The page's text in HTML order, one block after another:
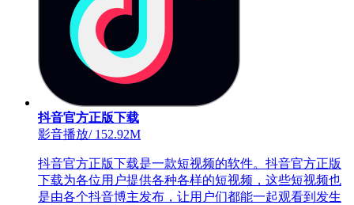
抖音官方正版下载
影音播放/152.92M
抖音官方正版下载是一款短视频的软件。抖音官方正版
下载为各位用户提供各种各样的短视频，这些短视频也
是由各个抖音博主发布，让用户们都能一起观看到发生